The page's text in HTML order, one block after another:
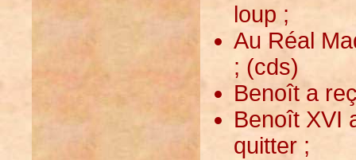
loup ;
Au Réal
; (cds)
Benoît a
Benoît XVI
quitter ;